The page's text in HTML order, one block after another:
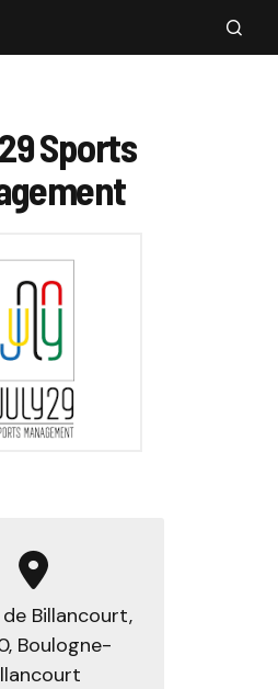
Sports
de Billancourt,
Boulogne-